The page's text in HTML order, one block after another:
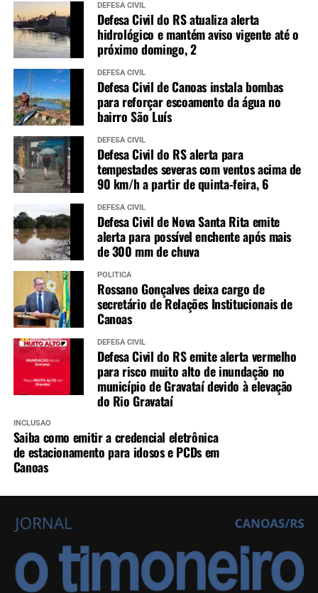
DEFESA CIVIL
Defesa Civil do RS atualiza alerta
hidrológico e mantém aviso vigente até o
próximo domingo, 2
DEFESA CIVIL
Defesa Civil de Canoas instala bombas
para reforçar escoamento da água no
bairro São Luís
DEFESA CIVIL
Defesa Civil do RS alerta para
tempestades severas com ventos acima de
90 km/h a partir de quinta-feira, 6
DEFESA CIVIL
Defesa Civil de Nova Santa Rita emite
alerta para possível enchente após mais
de 300 mm de chuva
POLÍTICA
Rossano Gonçalves deixa cargo de
secretário de Relações Institucionais de
Canoas
DEFESA CIVIL
Defesa Civil do RS emite alerta vermelho
para risco muito alto de inundação no
município de Gravataí devido à elevação
do Rio Gravataí
INCLUSÃO
Saiba como emitir a credencial eletrônica
de estacionamento para idosos e PCDs em
Canoas